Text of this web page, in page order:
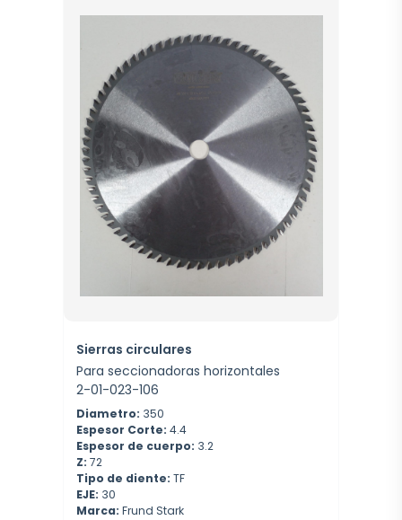
Sierras circulares
Para seccionadoras horizontales
2-01-023-106
Diametro: 350
Espesor Corte: 4.4
Espesor de cuerpo: 3.2
Z: 72
Tipo de diente: TF
EJE: 30
Marca: Frund Stark